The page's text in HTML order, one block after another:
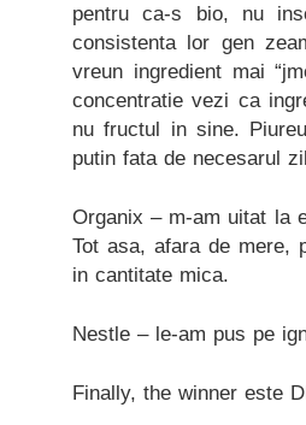
pentru ca-s bio, nu
consistenta lor gen
vreun ingredient mai
concentratie vezi ca
nu fructul in sine.
putin fata de necesarul
Organix – m-am uitat la
Tot asa, afara de mere,
in cantitate mica.
Nestle – le-am pus pe
Finally, the winner este